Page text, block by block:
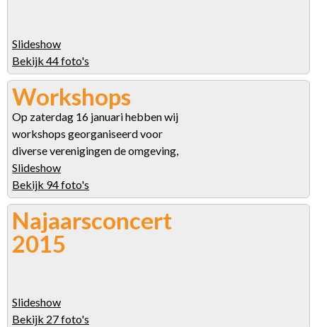
Slideshow
Bekijk 44 foto's
Workshops
Op zaterdag 16 januari hebben wij
workshops georganiseerd voor
diverse verenigingen de omgeving,
Slideshow
Bekijk 94 foto's
Najaarsconcert
2015
Slideshow
Bekijk 27 foto's